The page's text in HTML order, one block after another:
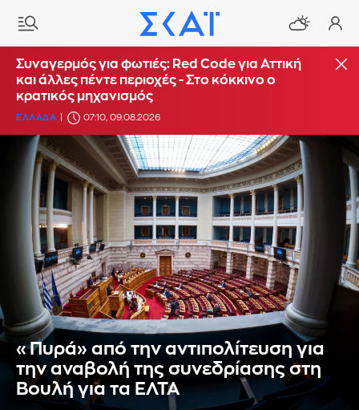
Συναγερμός για φωτιές: Red Code για Αττική
και άλλες πέντε περιοχές - Στο κόκκινο ο
κρατικός μηχανισμός
ΕΛΛΑΔΑ 07:10, 09.08.2026
«Πυρά» από την αντιπολίτευση για
την αναβολή της συνεδρίασης στη
Βουλή για τα ΕΛΤΑ